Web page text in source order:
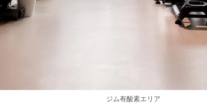
ジム有酸素エリア